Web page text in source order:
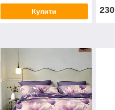
Купити 230